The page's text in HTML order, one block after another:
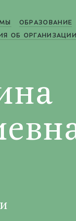
ОБРАЗОВАНИЕ
ОБ ОРГАНИЗАЦИИ